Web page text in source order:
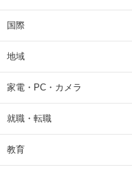
国際
地域
家電・PC・カメラ
就職・転職
教育